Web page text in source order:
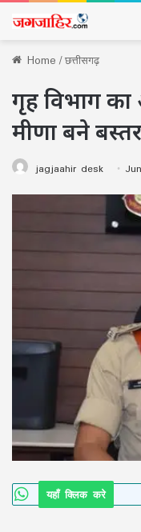
Home/छत्तीसगढ़
गृह विभाग का
मीणा बने
jagjaahir desk
यहाँ क्लिक करे